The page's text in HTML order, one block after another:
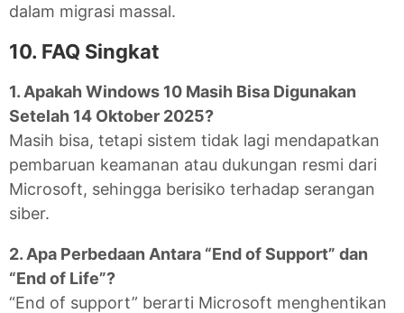
dalam migrasi massal.
10. FAQ Singkat
1. Apakah Windows 10 Masih Bisa Digunakan
Setelah 14 Oktober 2025?
Masih bisa, tetapi sistem tidak lagi mendapatkan
pembaruan keamanan atau dukungan resmi dari
Microsoft, sehingga berisiko terhadap serangan
siber.
2. Apa Perbedaan Antara “End of Support” dan
“End of Life”?
“End of support” berarti Microsoft menghentikan